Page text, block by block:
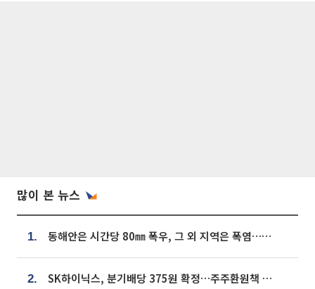
많이 본 뉴스
1. 동해안은 시간당 80㎜ 폭우, 그 외 지역은 폭염…‘극과 극 날씨’
2. SK하이닉스, 분기배당 375원 확정…주주환원책 9월로 앞당겨 발표